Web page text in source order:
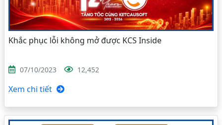
Khắc phục lỗi không mở được KCS Inside
07/10/2023 12,452
Xem chi tiết